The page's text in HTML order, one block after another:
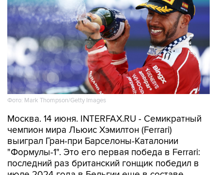
Фото: Mark Thompson/Getty Images
Москва. 14 июня. INTERFAX.RU - Семикратный
чемпион мира Льюис Хэмилтон (Ferrari)
выиграл Гран-при Барселоны-Каталонии
"Формулы-1". Это его первая победа в Ferrari:
последний раз британский гонщик победил в